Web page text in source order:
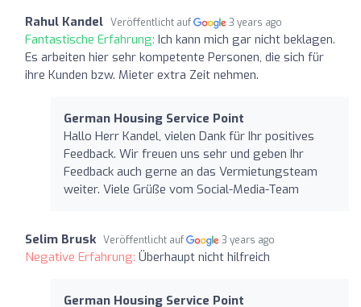
Rahul Kandel Veröffentlicht auf 3 years ago
Fantastische Erfahrung: Ich kann mich gar nicht beklagen.
Es arbeiten hier sehr kompetente Personen, die sich für
ihre Kunden bzw. Mieter extra Zeit nehmen.
German Housing Service Point
Hallo Herr Kandel, vielen Dank für Ihr positives
Feedback. Wir freuen uns sehr und geben Ihr
Feedback auch gerne an das Vermietungsteam
weiter. Viele Grüße vom Social-Media-Team
Selim Brusk Veröffentlicht auf 3 years ago
Negative Erfahrung: Überhaupt nicht hilfreich
German Housing Service Point